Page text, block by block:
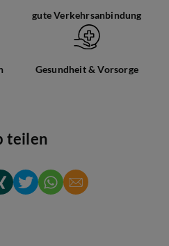
gute Verkehrsanbindung
Gesundheit & Vorsorge
teilen